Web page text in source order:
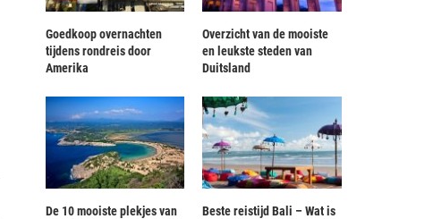
Goedkoop overnachten
tijdens rondreis door
Amerika
Overzicht van de mooiste
en leukste steden van
Duitsland
De 10 mooiste plekjes van
Beste reistijd Bali – Wat is